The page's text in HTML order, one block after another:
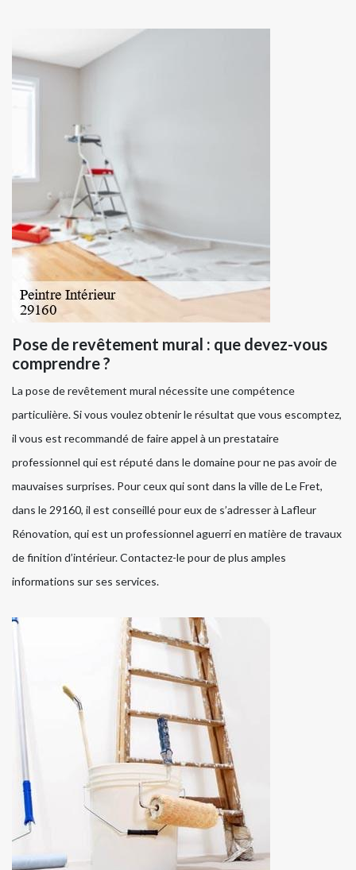
Pose de revêtement mural : que devez-vous
comprendre ?
La pose de revêtement mural nécessite une compétence
particulière. Si vous voulez obtenir le résultat que vous escomptez,
il vous est recommandé de faire appel à un prestataire
professionnel qui est réputé dans le domaine pour ne pas avoir de
mauvaises surprises. Pour ceux qui sont dans la ville de Le Fret,
dans le 29160, il est conseillé pour eux de s’adresser à Lafleur
Rénovation, qui est un professionnel aguerri en matière de travaux
de finition d’intérieur. Contactez-le pour de plus amples
informations sur ses services.